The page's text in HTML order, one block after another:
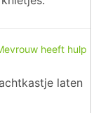
heeft hulp
laten